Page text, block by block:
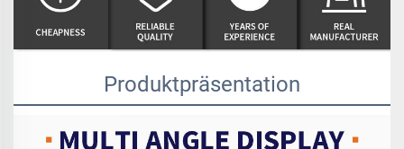
Produktpräsentation